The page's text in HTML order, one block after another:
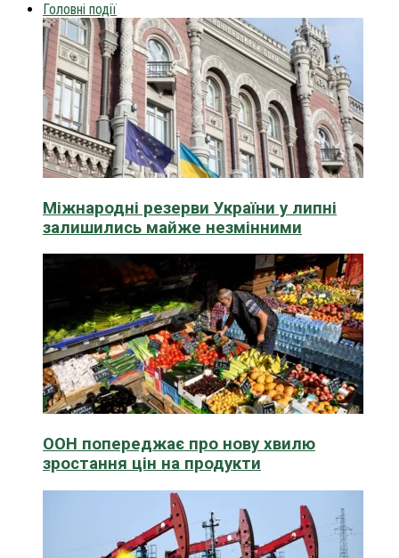
Головні події
Міжнародні резерви України у липні
залишились майже незмінними
ООН попереджає про нову хвилю
зростання цін на продукти